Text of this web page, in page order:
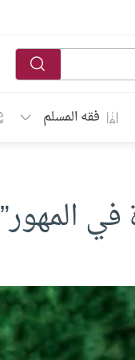
فقه المسلم
في المهور”